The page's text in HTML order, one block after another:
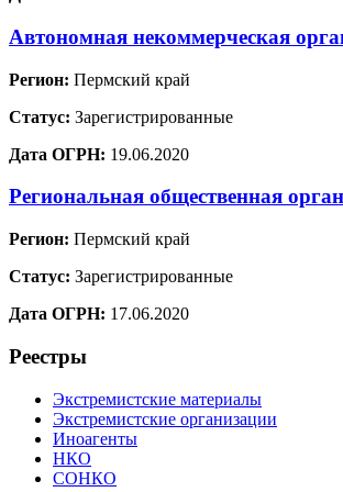
Автономная некоммерческая
Регион: Пермский край
Статус: Зарегистрированные
Дата ОГРН: 19.06.2020
Региональная общественная
Регион: Пермский край
Статус: Зарегистрированные
Дата ОГРН: 17.06.2020
Реестры
Экстремистские материалы
Экстремистские организации
Иноагенты
НКО
СОНКО